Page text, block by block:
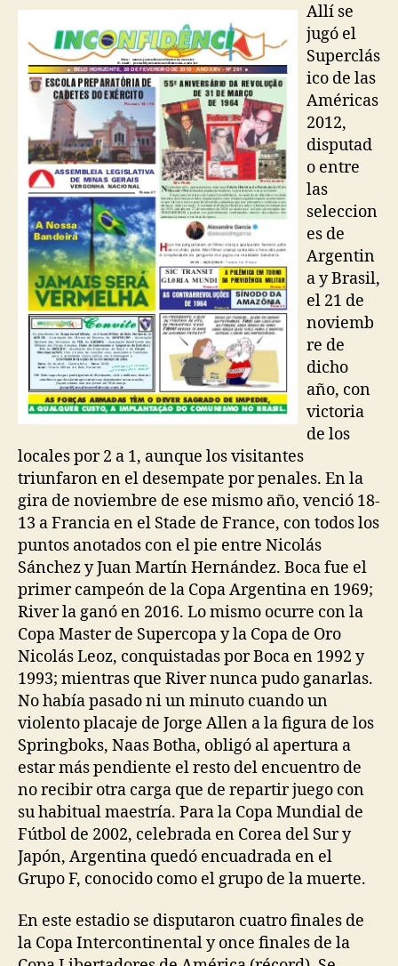
Allí se
jugó el
Superclás
ico de las
Américas
2012,
disputad
o entre
las
seleccion
es de
Argentin
a y Brasil,
el 21 de
noviemb
re de
dicho
año, con
victoria
de los
locales por 2 a 1, aunque los visitantes
triunfaron en el desempate por penales. En la
gira de noviembre de ese mismo año, venció 18-
13 a Francia en el Stade de France, con todos los
puntos anotados con el pie entre Nicolás
Sánchez y Juan Martín Hernández. Boca fue el
primer campeón de la Copa Argentina en 1969;
River la ganó en 2016. Lo mismo ocurre con la
Copa Master de Supercopa y la Copa de Oro
Nicolás Leoz, conquistadas por Boca en 1992 y
1993; mientras que River nunca pudo ganarlas.
No había pasado ni un minuto cuando un
violento placaje de Jorge Allen a la figura de los
Springboks, Naas Botha, obligó al apertura a
estar más pendiente el resto del encuentro de
no recibir otra carga que de repartir juego con
su habitual maestría. Para la Copa Mundial de
Fútbol de 2002, celebrada en Corea del Sur y
Japón, Argentina quedó encuadrada en el
Grupo F, conocido como el grupo de la muerte.
En este estadio se disputaron cuatro finales de
la Copa Intercontinental y once finales de la